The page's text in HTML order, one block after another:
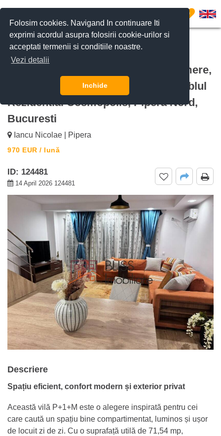
Folosim cookies. Navigand In continuare Iti
exprimi acordul asupra folosirii cookie-urilor si
acceptati termenii si conditiile noastre.
Vezi detalii
Inchide
0
De inchiriat Vilă luminoasă cu 3 camere,
mansardă și grădină privată Ansamblul
Rezidential Cosmopolis, Pipera Nord,
Bucuresti
Iancu Nicolae | Pipera
970 EUR / lună
ID: 124481
14 April 2026 124481
Descriere
Spațiu eficient, confort modern și exterior privat
Această vilă P+1+M este o alegere inspirată pentru cei
care caută un spațiu bine compartimentat, luminos și ușor
de locuit zi de zi. Cu o suprafață utilă de 71,54 mp,
CERE DETALII SUNĂ-NE